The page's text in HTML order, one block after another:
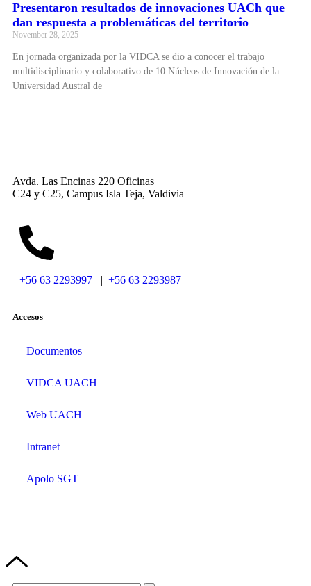
Presentaron resultados de innovaciones UACh que
dan respuesta a problemáticas del territorio
November 28, 2025
En jornada organizada por la VIDCA se dio a conocer el trabajo
multidisciplinario y colaborativo de 10 Núcleos de Innovación de la
Universidad Austral de
Avda. Las Encinas 220 Oficinas
C24 y C25, Campus Isla Teja, Valdivia
+56 63 2293997 | +56 63 2293987
Accesos
Documentos
VIDCA UACH
Web UACH
Intranet
Apolo SGT